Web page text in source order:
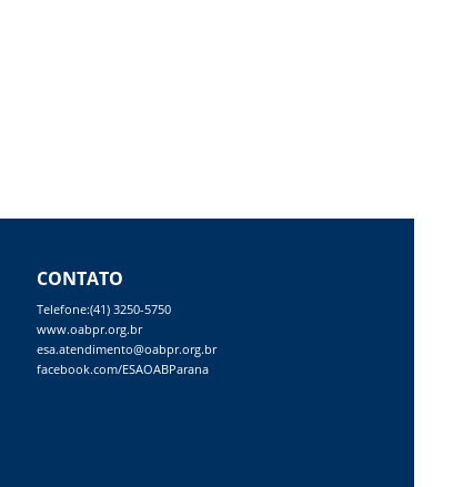
CONTATO
Telefone:(41) 3250-5750
www.oabpr.org.br
esa.atendimento@oabpr.org.br
facebook.com/ESAOABParana